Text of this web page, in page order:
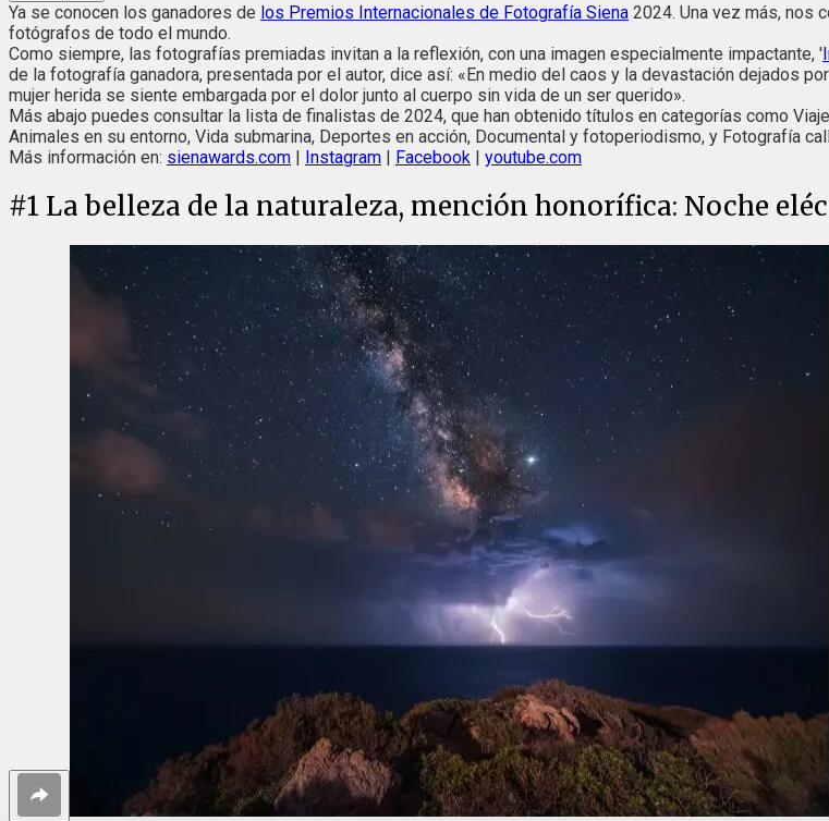
Ya se conocen los ganadores de los Premios Internacionales de Fotografía Siena 2024. Una vez más, nos
fotógrafos de todo el mundo.
Como siempre, las fotografías premiadas invitan a la reflexión, con una imagen especialmente impactante, '
de la fotografía ganadora, presentada por el autor, dice así: «En medio del caos y la devastación dejados
mujer herida se siente embargada por el dolor junto al cuerpo sin vida de un ser querido».
Más abajo puedes consultar la lista de finalistas de 2024, que han obtenido títulos en categorías como
Animales en su entorno, Vida submarina, Deportes en acción, Documental y fotoperiodismo, y Fotografía
Más información en: sienawards.com | Instagram | Facebook | youtube.com
#1 La belleza de la naturaleza, mención honorífica: Noche